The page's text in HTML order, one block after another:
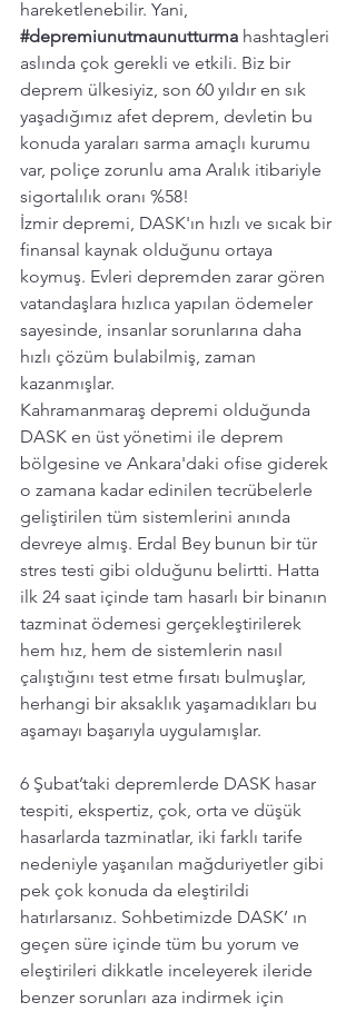
hareketlenebilir. Yani,
#depremiunutmaunutturma hashtagleri
aslında çok gerekli ve etkili. Biz bir
deprem ülkesiyiz, son 60 yıldır en sık
yaşadığımız afet deprem, devletin bu
konuda yaraları sarma amaçlı kurumu
var, poliçe zorunlu ama Aralık itibariyle
sigortalılık oranı %58!
İzmir depremi, DASK'ın hızlı ve sıcak bir
finansal kaynak olduğunu ortaya
koymuş. Evleri depremden zarar gören
vatandaşlara hızlıca yapılan ödemeler
sayesinde, insanlar sorunlarına daha
hızlı çözüm bulabilmiş, zaman
kazanmışlar.
Kahramanmaraş depremi olduğunda
DASK en üst yönetimi ile deprem
bölgesine ve Ankara'daki ofise giderek
o zamana kadar edinilen tecrübelerle
geliştirilen tüm sistemlerini anında
devreye almış. Erdal Bey bunun bir tür
stres testi gibi olduğunu belirtti. Hatta
ilk 24 saat içinde tam hasarlı bir binanın
tazminat ödemesi gerçekleştirilerek
hem hız, hem de sistemlerin nasıl
çalıştığını test etme fırsatı bulmuşlar,
herhangi bir aksaklık yaşamadıkları bu
aşamayı başarıyla uygulamışlar.
6 Şubat’taki depremlerde DASK hasar
tespiti, ekspertiz, çok, orta ve düşük
hasarlarda tazminatlar, iki farklı tarife
nedeniyle yaşanılan mağduriyetler gibi
pek çok konuda da eleştirildi
hatırlarsanız. Sohbetimizde DASK’ ın
geçen süre içinde tüm bu yorum ve
eleştirileri dikkatle inceleyerek ileride
benzer sorunları aza indirmek için